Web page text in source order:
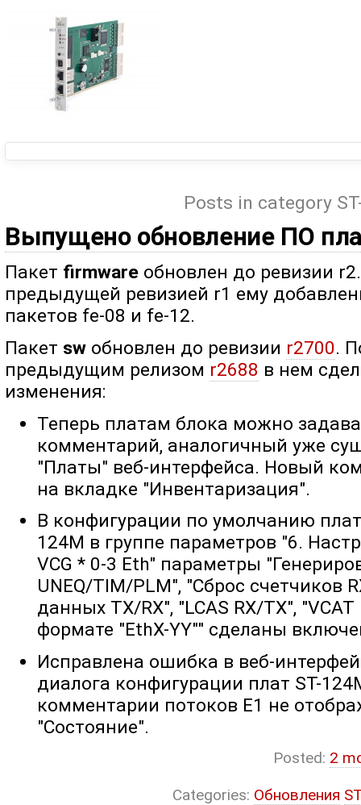
Posts in category
Выпущено обновление ПО
Пакет firmware обновлен до ревизии
предыдущей ревизией r1 ему
пакетов fe-08 и fe-12.
Пакет sw обновлен до ревизии r2700.
предыдущим релизом r2688 в нем
изменения:
Теперь платам блока можно
комментарий, аналогичный уже
"Платы" веб-интерфейса. Новый
на вкладке "Инвентаризация".
В конфигурации по умолчанию плат
124M в группе параметров "6.
VCG * 0-3 Eth" параметры
UNEQ/TIM/PLM", "Cброс счетчиков
данных TX/RX", "LCAS RX/TX",
формате "EthX-YY"" сделаны
Исправлена ошибка в веб-
диалога конфигурации плат ST-
комментарии потоков E1 не
"Состояние".
Posted: 2
Categories: Обновления